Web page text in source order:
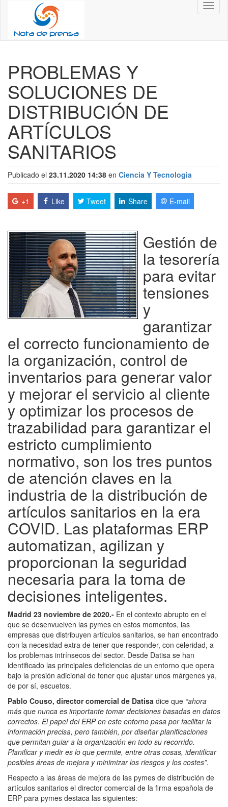
PROBLEMAS Y
SOLUCIONES DE
DISTRIBUCIÓN DE
ARTÍCULOS
SANITARIOS
Publicado el 23.11.2020 14:38 en Ciencia Y Tecnologia
+1 Like Tweet Share E-mail
Gestión de
la tesorería
para evitar
tensiones
y
garantizar
el correcto funcionamiento de
la organización, control de
inventarios para generar valor
y mejorar el servicio al cliente
y optimizar los procesos de
trazabilidad para garantizar el
estricto cumplimiento
normativo, son los tres puntos
de atención claves en la
industria de la distribución de
artículos sanitarios en la era
COVID. Las plataformas ERP
automatizan, agilizan y
proporcionan la seguridad
necesaria para la toma de
decisiones inteligentes.
Madrid 23 noviembre de 2020.- En el contexto abrupto en el
que se desenvuelven las pymes en estos momentos, las
empresas que distribuyen artículos sanitarios, se han encontrado
con la necesidad extra de tener que responder, con celeridad, a
los problemas intrínsecos del sector. Desde Datisa se han
identificado las principales deficiencias de un entorno que opera
bajo la presión adicional de tener que ajustar unos márgenes ya,
de por sí, escuetos.
Pablo Couso, director comercial de Datisa dice que “ahora
más que nunca es importante tomar decisiones basadas en datos
correctos. El papel del ERP en este entorno pasa por facilitar la
información precisa, pero también, por diseñar planificaciones
que permitan guiar a la organización en todo su recorrido.
Planificar y medir es lo que permite, entre otras cosas, identificar
posibles áreas de mejora y minimizar los riesgos y los costes”.
Respecto a las áreas de mejora de las pymes de distribución de
artículos sanitarios el director comercial de la firma española de
ERP para pymes destaca las siguientes: